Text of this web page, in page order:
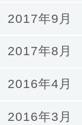
2017年9月
2017年8月
2016年4月
2016年3月